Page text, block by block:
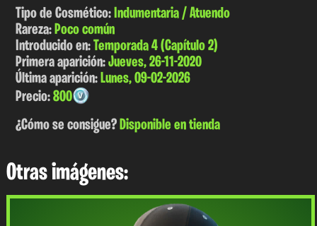
Tipo de Cosmético:Indumentaria / Atuendo
Rareza:Poco común
Introducido en:Temporada 4 (Capítulo 2)
Primera aparición:Jueves, 26-11-2020
Última aparición:Lunes, 09-02-2026
Precio:800
¿Cómo se consigue?Disponible en tienda
Otras imágenes: